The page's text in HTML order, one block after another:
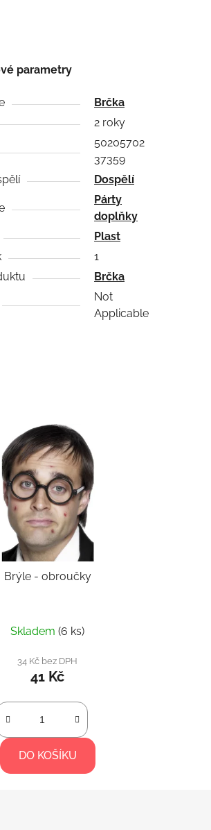
parametry
Brčka
2 roky
50205702
37359
Dospělí
Párty
doplňky
Plast
1
Brčka
Not
Applicable
Brýle - obroučky
Skladem(6 ks)
34 Kč bez DPH
41 Kč
DO KOŠÍKU